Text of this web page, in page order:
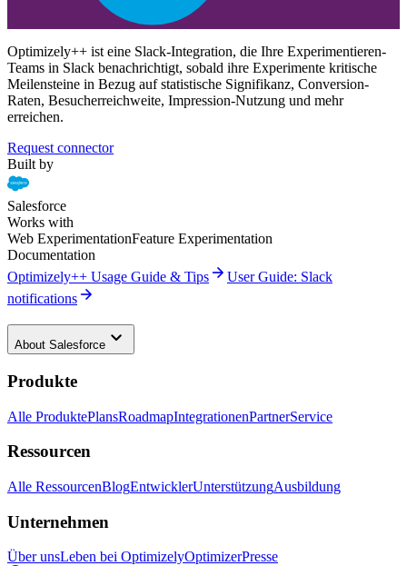
Optimizely++ ist eine Slack-Integration, die Ihre Experimentieren-
Teams in Slack benachrichtigt, sobald ihre Experimente kritische
Meilensteine in Bezug auf statistische Signifikanz, Conversion-
Raten, Besucherreichweite, Impression-Nutzung und mehr
erreichen.
Request connector
Built by
Salesforce
Works with
Web ExperimentationFeature Experimentation
Documentation
Optimizely++ Usage Guide & Tips arrow_forward User Guide: Slack
notifications arrow_forward
About Salesforce keyboard_arrow_down
Produkte
Alle ProduktePlansRoadmapIntegrationenPartnerService
Ressourcen
Alle RessourcenBlogEntwicklerUnterstützungAusbildung
Unternehmen
Über unsLeben bei OptimizelyOptimizerPresse